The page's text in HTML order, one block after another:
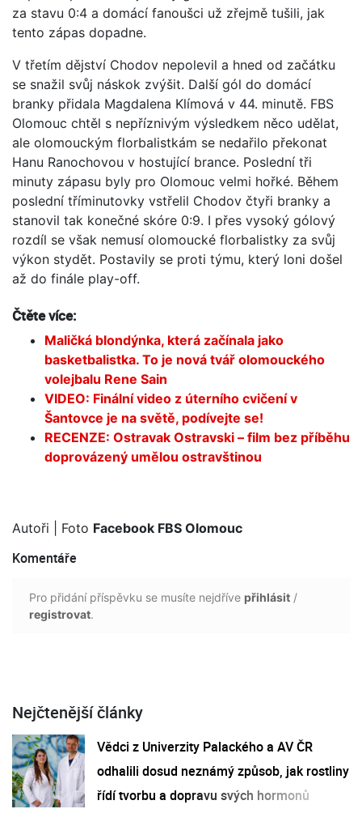
za stavu 0:4 a domácí fanoušci už zřejmě tušili, jak
tento zápas dopadne.
V třetím dějství Chodov nepolevil a hned od začátku
se snažil svůj náskok zvýšit. Další gól do domácí
branky přidala Magdalena Klímová v 44. minutě. FBS
Olomouc chtěl s nepříznivým výsledkem něco udělat,
ale olomouckým florbalistkám se nedařilo překonat
Hanu Ranochovou v hostující brance. Poslední tři
minuty zápasu byly pro Olomouc velmi hořké. Během
poslední tříminutovky vstřelil Chodov čtyři branky a
stanovil tak konečné skóre 0:9. I přes vysoký gólový
rozdíl se však nemusí olomoucké florbalistky za svůj
výkon stydět. Postavily se proti týmu, který loni došel
až do finále play-off.
Čtěte více:
Maličká blondýnka, která začínala jako
basketbalistka. To je nová tvář olomouckého
volejbalu Rene Sain
VIDEO: Finální video z úterního cvičení v
Šantovce je na světě, podívejte se!
RECENZE: Ostravak Ostravski – film bez příběhu
doprovázený umělou ostravštinou
Autoři | Foto Facebook FBS Olomouc
Komentáře
Pro přidání příspěvku se musíte nejdříve přihlásit /
registrovat.
Nejčtenější články
Vědci z Univerzity Palackého a AV ČR
odhalili dosud neznámý způsob, jak rostliny
řídí tvorbu a dopravu svých hormonů